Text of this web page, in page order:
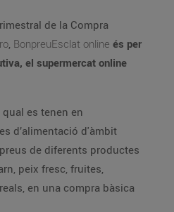
de la Compra
, BonpreuEsclat online és per
el supermercat online
es tenen en
d’alimentació d'àmbit
de diferents productes
peix fresc, fruites,
en una compra bàsica